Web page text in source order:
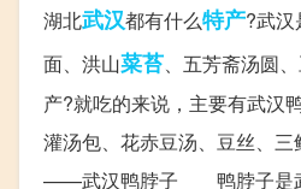
湖北武汉都有什么特产?武
面、洪山菜苔、五芳斋汤圆
产?就吃的来说，主要有武汉
灌汤包、花赤豆汤、豆丝、
——武汉鸭脖子 鸭脖子是武